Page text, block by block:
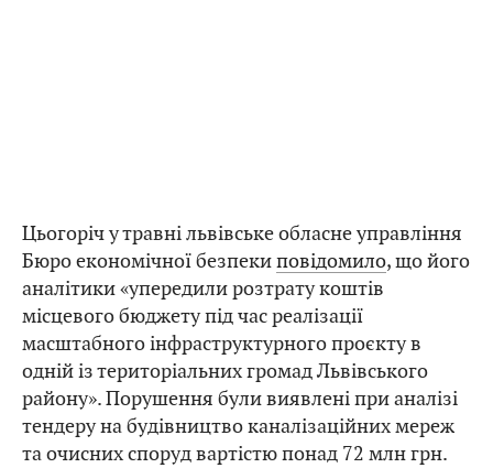
Цьогоріч у травні львівське обласне управління
Бюро економічної безпекиповідомило, що його
аналітики «упередили розтрату коштів
місцевого бюджету під час реалізації
масштабного інфраструктурного проєкту в
одній із територіальних громад Львівського
району». Порушення були виявлені при аналізі
тендеру на будівництво каналізаційних мереж
та очисних споруд вартістю понад 72 млн грн.